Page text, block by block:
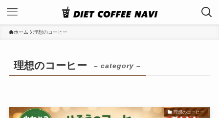
ホーム 理想のコーヒー
理想のコーヒー – category –
理想のコーヒー